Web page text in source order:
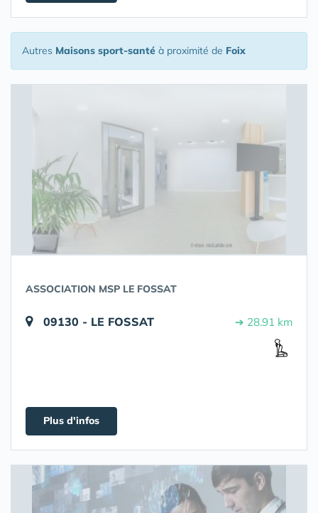
Autres Maisons sport-santé à proximité de Foix
ASSOCIATION MSP LE FOSSAT
09130 - LE FOSSAT ➔ 28.91 km
Plus d'infos